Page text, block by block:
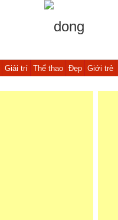
Giải trí Thể thao Đẹp Giới trẻ